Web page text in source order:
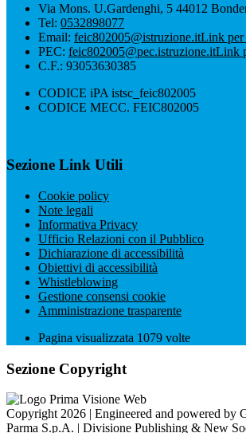
Via Mons. U.Gardenghi, 5 44012
Tel: 0532898077
Email: feic802005@istruzione.itLink per
PEC: feic802005@pec.istruzione.itLink
C.F.: 93053630385
CODICE iPA istsc_feic802005
CODICE MECC. FEIC802005
Sezione Link Utili
Cookie policy
Note legali
Informativa Privacy
Ufficio Relazioni con il Pubblico
Dichiarazione di accessibilità
Obiettivi di accessibilità
Whistleblowing
Gestione consensi cookie
Amministrazione trasparente
Pagina visualizzata 1079 volte
Sezione Copyright
Copyright 2026 | Engineered and powered by
Parma S.p.A. | Divisione Publishing & New